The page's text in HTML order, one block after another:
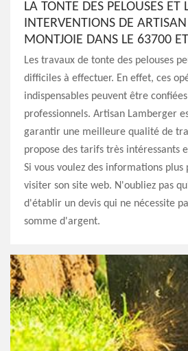
LA TONTE DES PELOUSES ET
INTERVENTIONS DE
MONTJOIE DANS LE 63700
Les travaux de tonte des pelouses
difficiles à effectuer. En effet, ces
indispensables peuvent être
professionnels. Artisan Lamberger
garantir une meilleure qualité de
propose des tarifs très intéressants
Si vous voulez des informations
visiter son site web. N'oubliez pas
d'établir un devis qui ne nécessite
somme d'argent.